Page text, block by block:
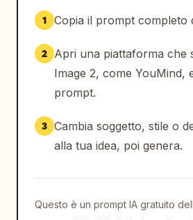
1 Copia il prompt completo
2
Apri una piattaforma che
Image 2, come YouMind,
prompt.
3 Cambia soggetto, stile o
alla tua idea, poi genera.
Questo è un prompt IA gratuito